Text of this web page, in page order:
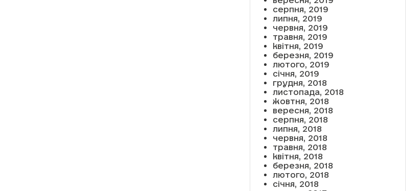
серпня, 2019
липня, 2019
червня, 2019
травня, 2019
квітня, 2019
березня, 2019
лютого, 2019
січня, 2019
грудня, 2018
листопада, 2018
жовтня, 2018
вересня, 2018
серпня, 2018
липня, 2018
червня, 2018
травня, 2018
квітня, 2018
березня, 2018
лютого, 2018
січня, 2018